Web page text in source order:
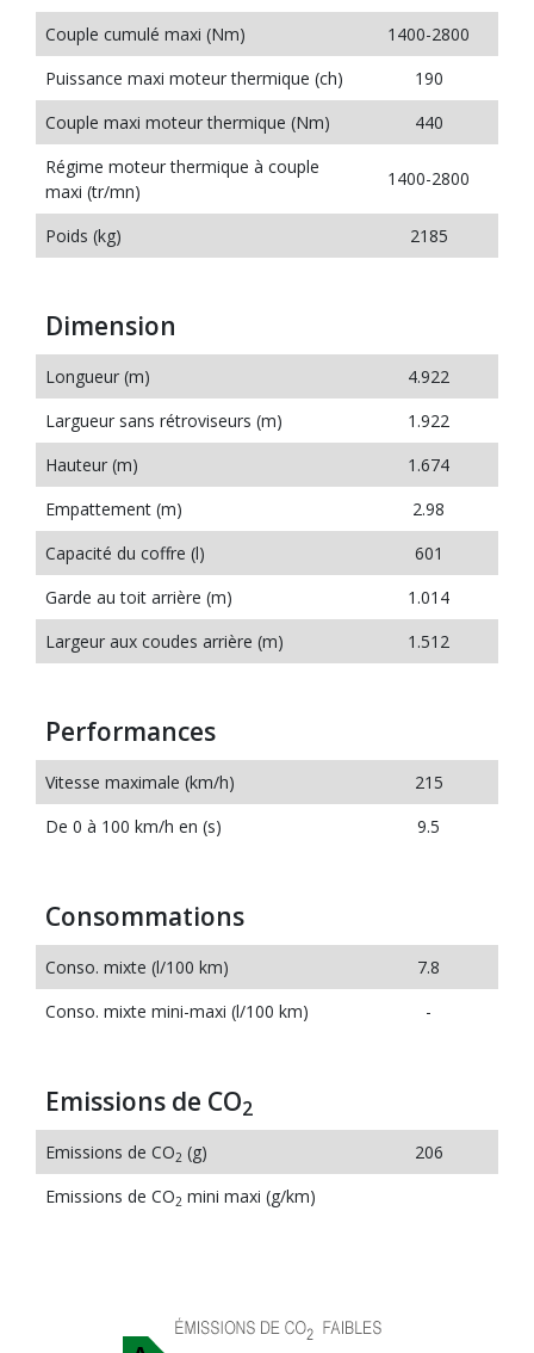
Couple cumulé maxi (Nm)
1400-2800
Puissance maxi moteur thermique (ch)
190
Couple maxi moteur thermique (Nm)
440
Régime moteur thermique à couple
maxi (tr/mn)
1400-2800
Poids (kg) 2185
Dimension
Longueur (m)
4.922
Largueur sans rétroviseurs (m)
1.922
Hauteur (m)
1.674
Empattement (m)
2.98
Capacité du coffre (l)
601
Garde au toit arrière (m)
1.014
Largeur aux coudes arrière (m)
1.512
Performances
Vitesse maximale (km/h)
215
De 0 à 100 km/h en (s)
9.5
Consommations
Conso. mixte (l/100 km)
7.8
Conso. mixte mini-maxi (l/100 km)
-
Emissions de CO2
Emissions de CO2 (g)
206
Emissions de CO2 mini maxi (g/km)